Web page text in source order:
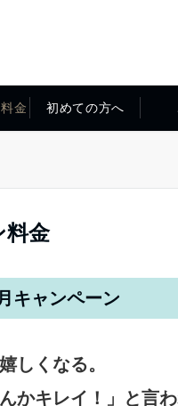
金 初めての方へ
料金
キャンペーン
しくなる。
かキレイ！」と言わ